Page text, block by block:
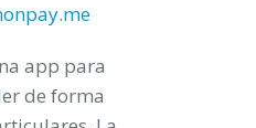
app para
de forma